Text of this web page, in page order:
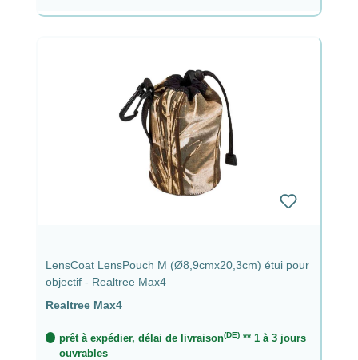
LensCoat LensPouch M (Ø8,9cmx20,3cm) étui pour
objectif - Realtree Max4
Realtree Max4
prêt à expédier, délai de livraison(DE)** 1 à 3 jours
ouvrables